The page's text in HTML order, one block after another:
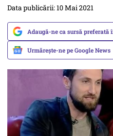
Data publicării: 10 Mai 2021
Adaugă-ne ca sursă preferată
Urmărește-ne pe Google News